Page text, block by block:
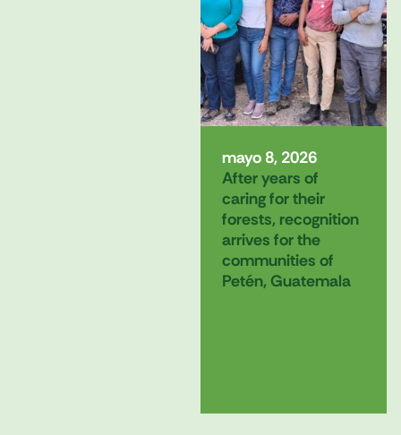
mayo 8, 2026
After years of
caring for their
forests, recognition
arrives for the
communities of
Petén, Guatemala